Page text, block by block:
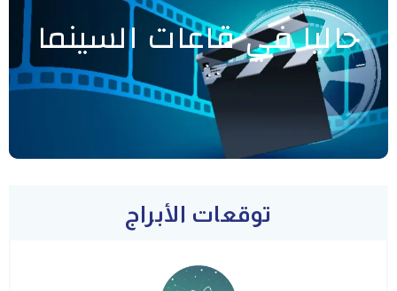
حاليا في قاعات السينما
توقعات الأبراج